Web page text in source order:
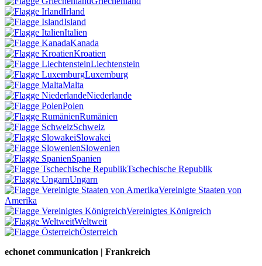
Irland
Island
Italien
Kanada
Kroatien
Liechtenstein
Luxemburg
Malta
Niederlande
Polen
Rumänien
Schweiz
Slowakei
Slowenien
Spanien
Tschechische Republik
Ungarn
Vereinigte Staaten von
Amerika
Vereinigtes Königreich
Weltweit
Österreich
echonet communication | Frankreich